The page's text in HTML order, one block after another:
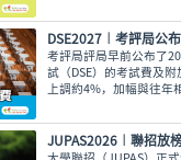
考評局評局早前公布了
試（DSE）的考試費及
上調約4%，加幅與往年